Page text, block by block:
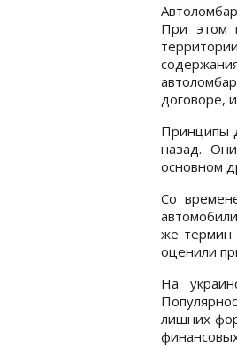
При этом
договоре,
Принципы
назад.
основном
Со
же термин
оценили
На
лишних